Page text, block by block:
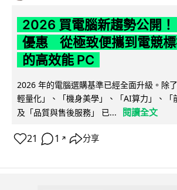
2026 買電腦新趨勢公開
優惠 從極致便攜到電競標
的高效能 PC
2026 年的電腦選購基準已經全面升級。除
輕量化」、「機身美學」、「AI算力」、「
及「品質與售後服務」 已...
閱讀全文
21 1 ↗ 分享